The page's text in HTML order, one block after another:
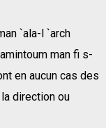
`ala-l `arch
man fi s-
en aucun cas des
direction ou